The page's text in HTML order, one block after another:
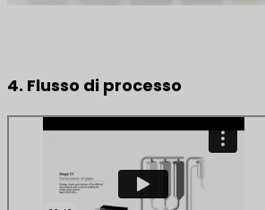
4. Flusso di processo